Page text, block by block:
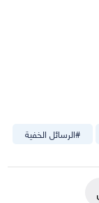
#الرسائل الخفية